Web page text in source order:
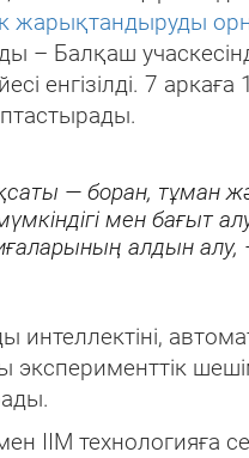
жарықтандыруды
– Балқаш
енгізілді. 7
— боран, тұман
мен бағыт
алдын алу,
интеллектіні,
ІІМ